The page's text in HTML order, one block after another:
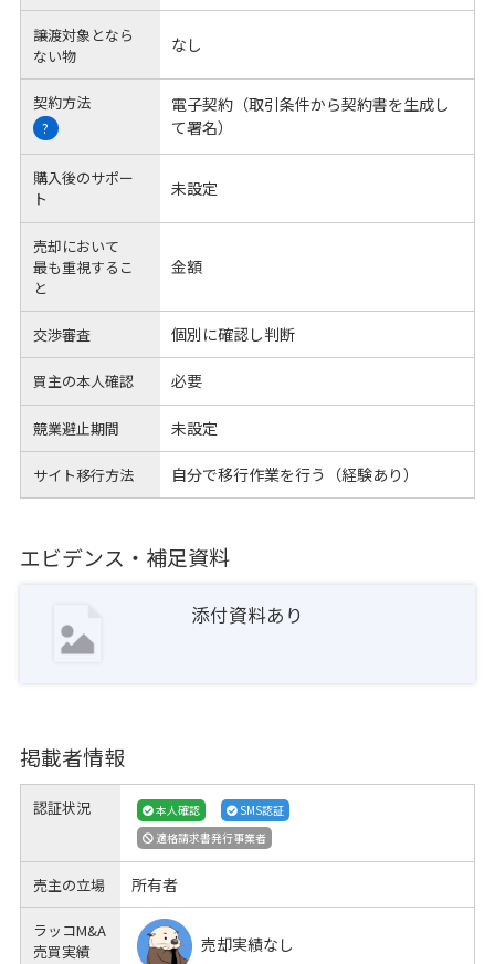
譲渡対象となら
ない物
なし
契約方法
?
電子契約（取引条件から契約書を生成し
て署名）
購入後のサポー
ト
未設定
売却において
最も重視するこ
と
金額
交渉審査 個別に確認し判断
買主の本人確認 必要
競業避止期間 未設定
サイト移行方法 自分で移行作業を行う（経験あり）
エビデンス・補足資料
添付資料あり
掲載者情報
認証状況 本人確認
SMS認証
適格請求書発行事業者
売主の立場 所有者
ラッコM&A
売買実績
売却実績なし